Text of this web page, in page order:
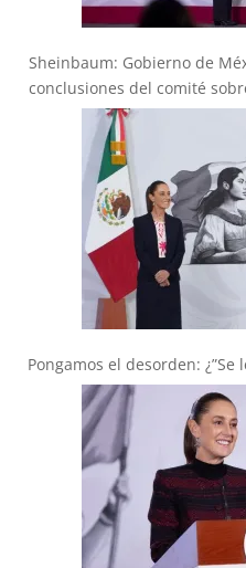
Sheinbaum: Gobierno de
conclusiones del comité
Pongamos el desorden: